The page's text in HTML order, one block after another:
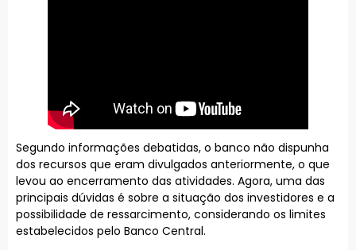
Segundo informações debatidas, o banco não dispunha
dos recursos que eram divulgados anteriormente, o que
levou ao encerramento das atividades. Agora, uma das
principais dúvidas é sobre a situação dos investidores e a
possibilidade de ressarcimento, considerando os limites
estabelecidos pelo Banco Central.